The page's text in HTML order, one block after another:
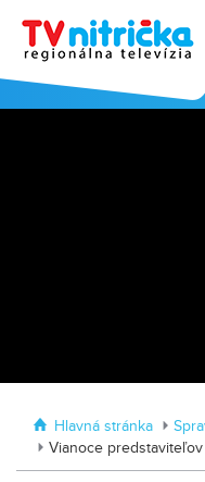
Hlavná stránka
Vianoce